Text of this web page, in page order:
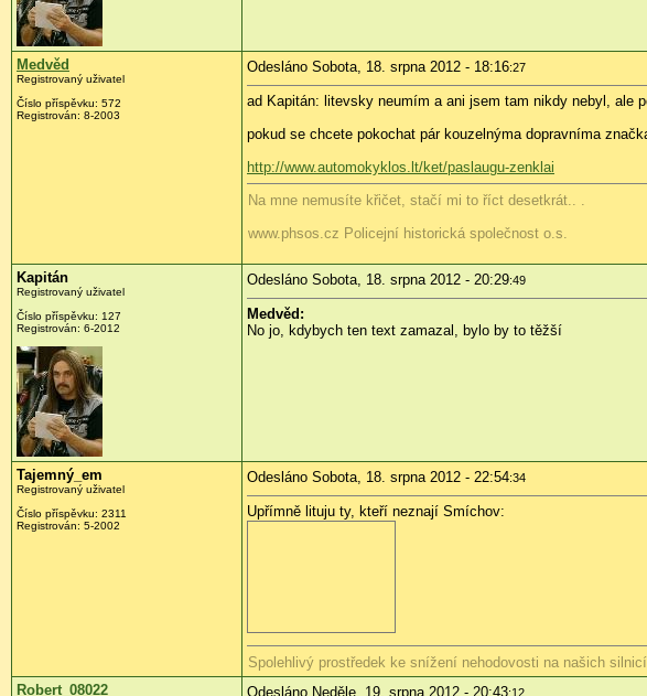
Medvěd
Registrovaný uživatel
Číslo příspěvku: 572
Registrován: 8-2003
Odesláno Sobota, 18. srpna 2012 - 18:16:27
ad Kapitán: litevsky neumím a ani jsem tam nikdy nebyl, ale
pokud se chcete pokochat pár kouzelnýma dopravníma
http://www.automokyklos.lt/ket/paslaugu-zenklai
Na mne nemusíte křičet, stačí mi to říct desetkrát.. .
www.phsos.cz Policejní historická společnost o.s.
Kapitán
Registrovaný uživatel
Číslo příspěvku: 127
Registrován: 6-2012
Odesláno Sobota, 18. srpna 2012 - 20:29:49
Medvěd:
No jo, kdybych ten text zamazal, bylo by to těžší
Tajemný_em
Registrovaný uživatel
Číslo příspěvku: 2311
Registrován: 5-2002
Odesláno Sobota, 18. srpna 2012 - 22:54:34
Upřímně lituju ty, kteří neznají Smíchov:
Spolehlivý prostředek ke snížení nehodovosti na našich
Robert_08022
Odesláno Neděle, 19. srpna 2012 - 20:43:12